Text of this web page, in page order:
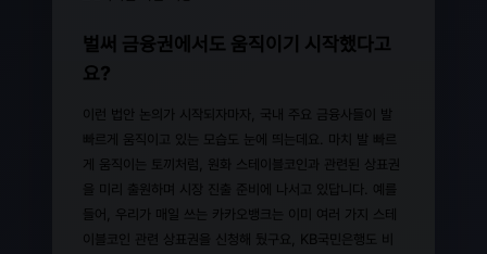
벌써 금융권에서도 움직이기 시작했다고
요?
이런 법안 논의가 시작되자마자, 국내 주요 금융사들이 발
빠르게 움직이고 있는 모습도 눈에 띄는데요. 마치 발 빠르
게 움직이는 토끼처럼, 원화 스테이블코인과 관련된 상표권
을 미리 출원하며 시장 진출 준비에 나서고 있답니다. 예를
들어, 우리가 매일 쓰는 카카오뱅크는 이미 여러 가지 스테
이블코인 관련 상표권을 신청해 뒀구요, KB국민은행도 비